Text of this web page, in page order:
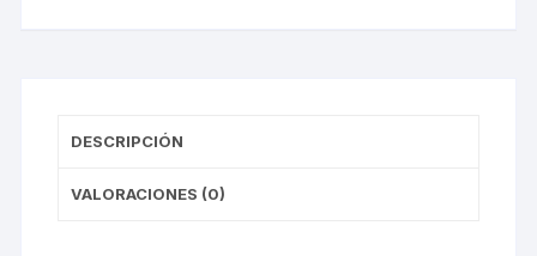
DESCRIPCIÓN
VALORACIONES (0)